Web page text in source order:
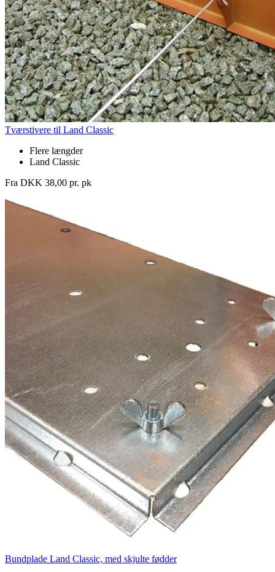
Tværstivere til Land Classic
Flere længder
Land Classic
Fra DKK 38,00 pr. pk
Bundplade Land Classic, med skjulte fødder